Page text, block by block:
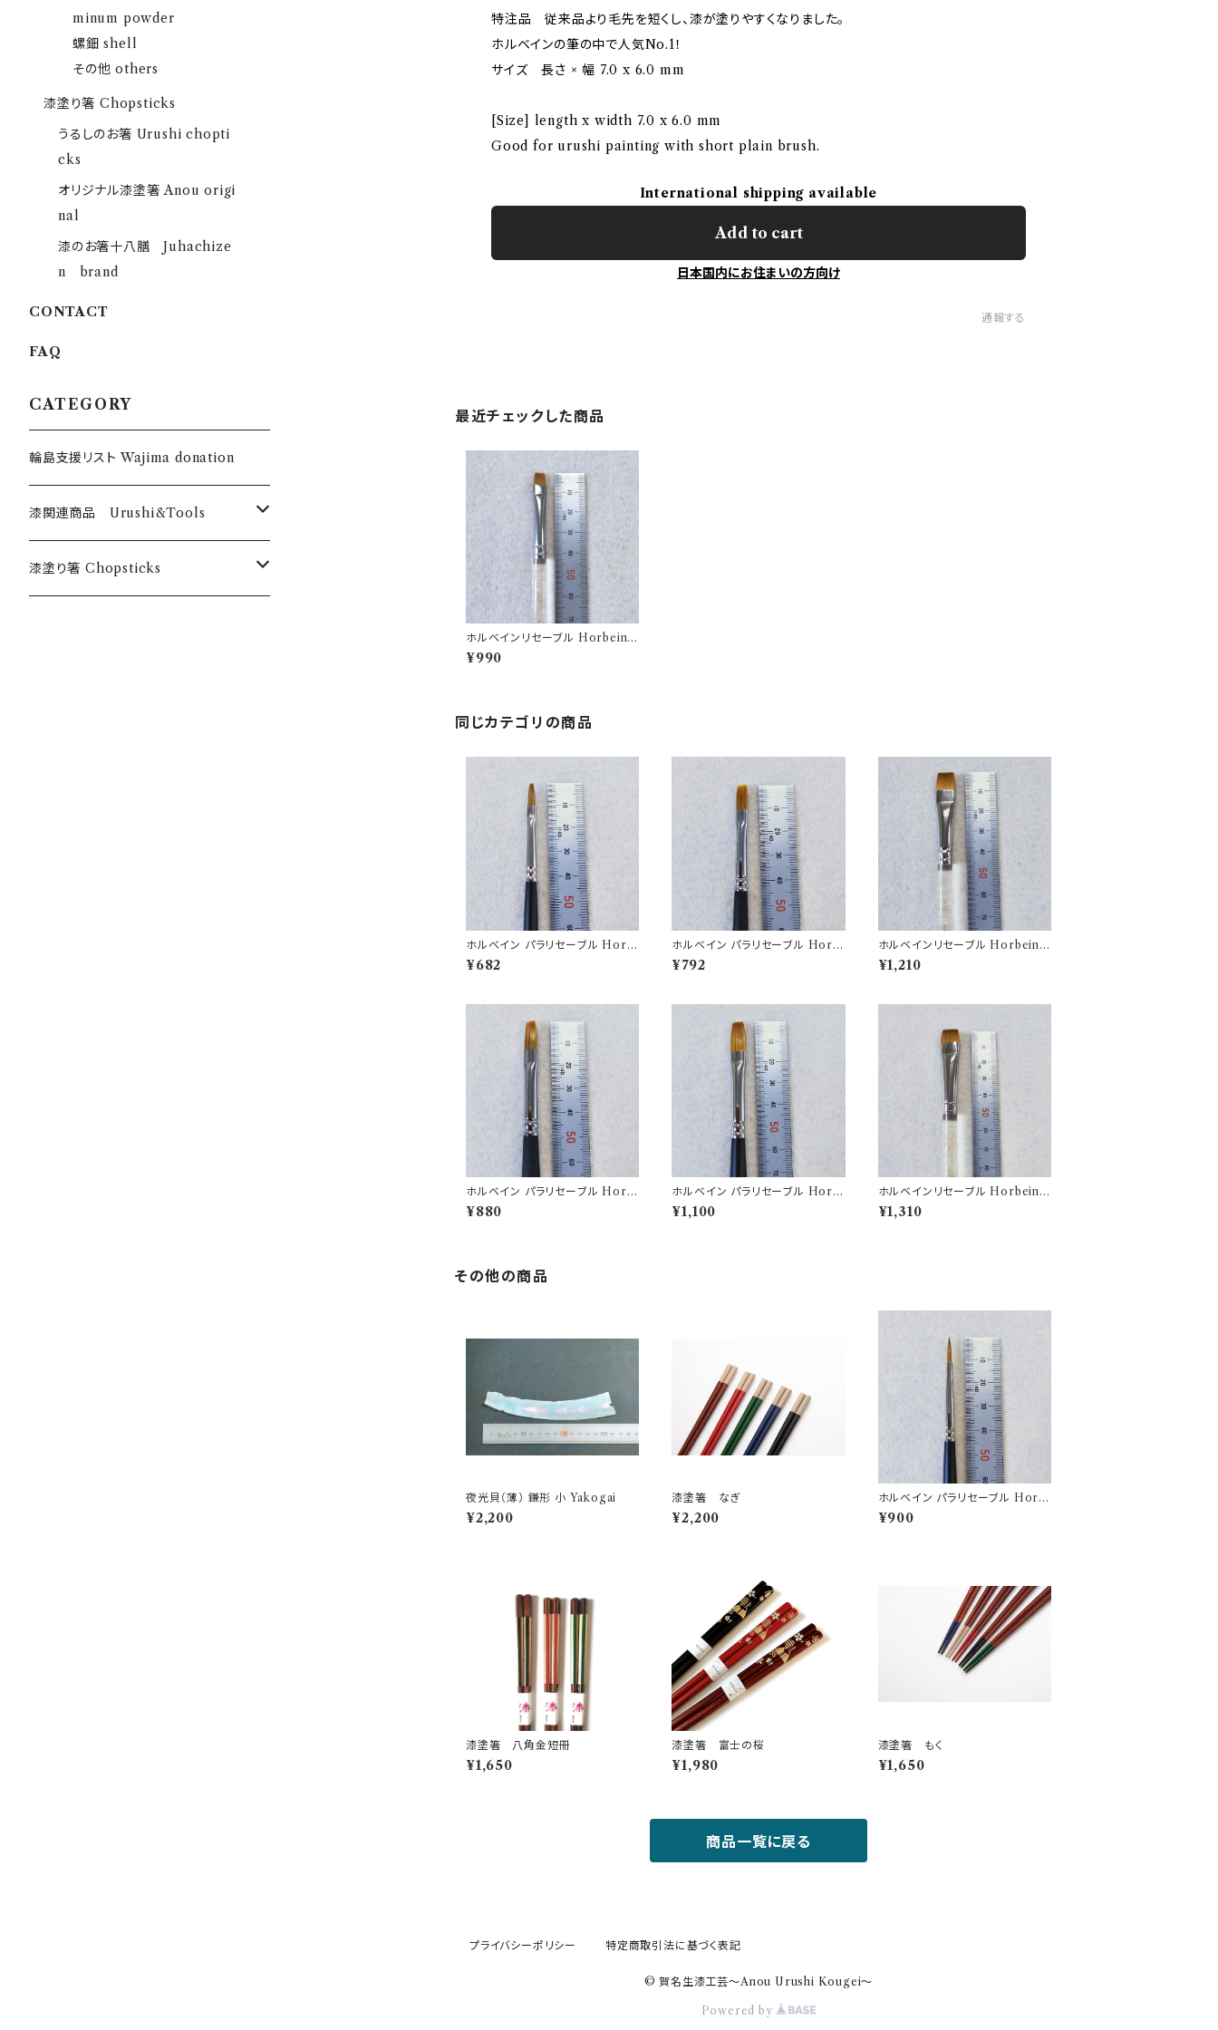
特注品 従来品より毛先を短くし、漆が塗りやすくなりました。
ホルベインの筆の中で人気No.1！
サイズ 長さ × 幅 7.0 x 6.0 mm
[Size] length x width 7.0 x 6.0 mm
Good for urushi painting with short plain brush.
International shipping available
Add to cart
日本国内にお住まいの方向け
通報する
最近チェックした商品
ホルベインリセーブル Horbein b
rush N500H-0
¥990
同じカテゴリの商品
ホルベイン パラリセーブル Horb
ein brush350H-0
¥682
ホルベイン パラリセーブル Horb
ein brush 350H-2
¥792
ホルベインリセーブル Horbein b
rush N500H-2
¥1,210
ホルベイン パラリセーブル Horb
ein brush 350H-4
¥880
ホルベイン パラリセーブル Horb
ein brush 350H-6
¥1,100
ホルベインリセーブル Horbein b
rush N500H-4
¥1,310
その他の商品
夜光貝（薄） 鎌形 小 Yakogai
¥2,200
漆塗箸 なぎ
¥2,200
ホルベイン パラリセーブル Horb
ein brush 350R-2
¥900
漆塗箸 八角金短冊
¥1,650
漆塗箸 富士の桜
¥1,980
漆塗箸 もく
¥1,650
商品一覧に戻る
minum powder
螺鈿 shell
その他 others
漆塗り箸 Chopsticks
うるしのお箸 Urushi chopti
cks
オリジナル漆塗箸 Anou origi
nal
漆のお箸十八膳 Juhachize
n brand
CONTACT
FAQ
CATEGORY
輪島支援リスト Wajima donation
漆関連商品 Urushi&Tools
漆 Urushi
漆塗り箸 Chopsticks
プライバシーポリシー 特定商取引法に基づく表記
© 賀名生漆工芸～Anou Urushi Kougei～
Powered by